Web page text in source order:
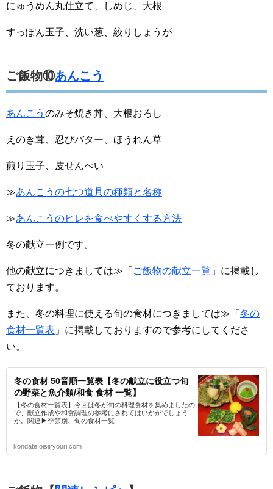
にゅうめん丸仕立て、しめじ、大根
すっぽん玉子、洗い葱、絞りしょうが
ご飯物⑩あんこう
あんこう のみそ焼き丼、大根おろし
えのき茸、忍びバター、ほうれん草
煎り玉子、皮せんべい
≫あんこうの七つ道具の種類と名称
≫あんこうのヒレを食べやすくする方法
冬の献立一例です。
他の献立につきましては≫「 ご飯物の献立一覧 」に掲載し
ております。
また、冬の料理に使える旬の食材につきましては≫「 冬の
食材一覧表 」に掲載しておりますので参考にしてくださ
い。
冬の食材 50音順一覧表【冬の献立に役立つ旬
の野菜と魚介類/和食 食材 一覧】
【冬の食材一覧表】今回は冬が旬の料理食材を集めましたの
で、献立作成や和食調理の参考にされてはいかがでしょう
か。関連▶季節別、旬の食材一覧
kondate.oisiiryouri.com